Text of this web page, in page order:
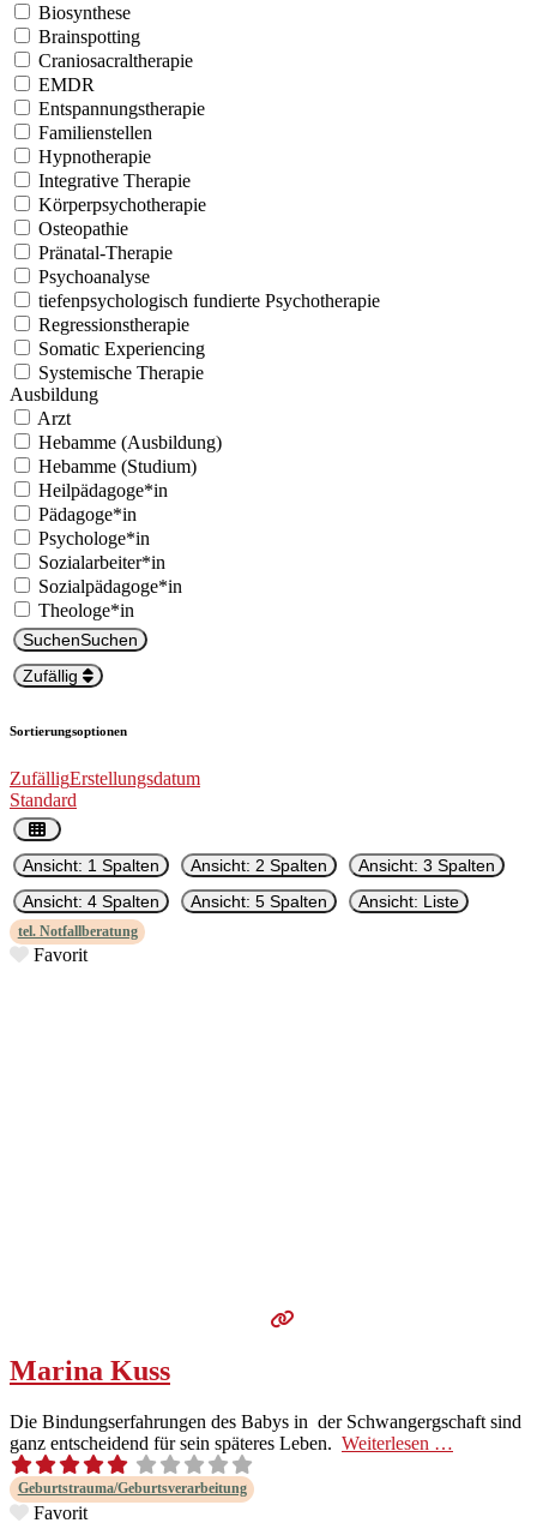
Biosyn­these
Brainspot­ting
Cran­iosacralther­a­pie
EMDR
Entspan­nungs­ther­a­pie
Fam­i­lien­stellen
Hyp­nother­a­pie
Inte­gra­tive Ther­a­pie
Kör­perpsy­chother­a­pie
Osteopathie
Prä­na­tal-Ther­a­pie
Psy­cho­analyse
tiefenpsy­chol­o­gisch fundierte Psy­chother­a­pie
Regres­sion­s­ther­a­pie
Somat­ic Expe­ri­enc­ing
Sys­temis­che Ther­a­pie
Aus­bil­dung
Arzt
Hebamme (Aus­bil­dung)
Hebamme (Studi­um)
Heilpädagoge*in
Pädagoge*in
Psychologe*in
Sozialarbeiter*in
Sozialpädagoge*in
Theologe*in
SuchenSuchen
Zufällig
Sortierungsoptionen
Zufäl­ligErstel­lungs­da­tum
Stan­dard
Ansicht: 1 Spalten Ansicht: 2 Spalten
Ansicht: 3 Spalten
Ansicht: 4 Spalten
Ansicht: 5 Spalten Ansicht: Liste
tel. Not­fall­ber­atung
Favorit
Marina Kuss
Die Bindungser­fahrun­gen des Babys in der Schwangergschaft sind
ganz entschei­dend für sein späteres Leben. Weit­er­lesen …
Geburtstrauma/Geburtsverarbeitung
Favorit